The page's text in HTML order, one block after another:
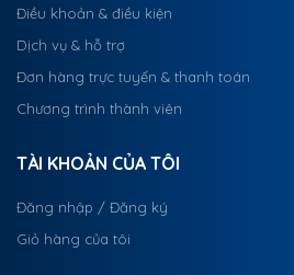
Điều khoản & điều kiện
Dịch vụ & hỗ trợ
Đơn hàng trực tuyến & thanh toán
Chương trình thành viên
TÀI KHOẢN CỦA TÔI
Đăng nhập / Đăng ký
Giỏ hàng của tôi